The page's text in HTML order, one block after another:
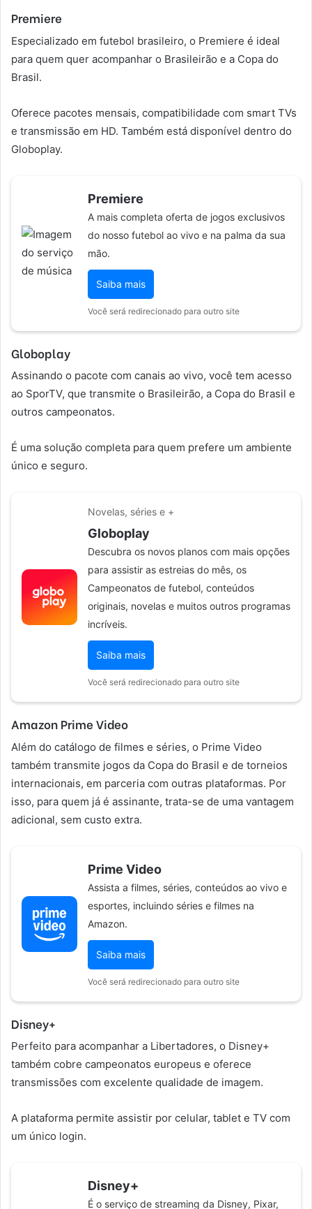
Premiere
Especializado em futebol brasileiro, o Premiere é ideal
para quem quer acompanhar o Brasileirão e a Copa do
Brasil.
Oferece pacotes mensais, compatibilidade com smart TVs
e transmissão em HD. Também está disponível dentro do
Globoplay.
Premiere
A mais completa oferta de jogos exclusivos
do nosso futebol ao vivo e na palma da sua
mão.
Saiba mais
Você será redirecionado para outro site
Globoplay
Assinando o pacote com canais ao vivo, você tem acesso
ao SporTV, que transmite o Brasileirão, a Copa do Brasil e
outros campeonatos.
É uma solução completa para quem prefere um ambiente
único e seguro.
Novelas, séries e +
Globoplay
Descubra os novos planos com mais opções
para assistir as estreias do mês, os
Campeonatos de futebol, conteúdos
originais, novelas e muitos outros programas
incríveis.
Saiba mais
Você será redirecionado para outro site
Amazon Prime Video
Além do catálogo de filmes e séries, o Prime Video
também transmite jogos da Copa do Brasil e de torneios
internacionais, em parceria com outras plataformas. Por
isso, para quem já é assinante, trata-se de uma vantagem
adicional, sem custo extra.
Prime Video
Assista a filmes, séries, conteúdos ao vivo e
esportes, incluindo séries e filmes na
Amazon.
Saiba mais
Você será redirecionado para outro site
Disney+
Perfeito para acompanhar a Libertadores, o Disney+
também cobre campeonatos europeus e oferece
transmissões com excelente qualidade de imagem.
A plataforma permite assistir por celular, tablet e TV com
um único login.
Disney+
É o serviço de streaming da Disney, Pixar,